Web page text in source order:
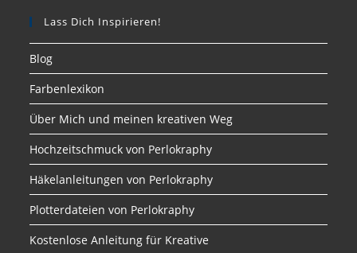
Lass Dich Inspirieren!
Blog
Farbenlexikon
Über Mich und meinen kreativen Weg
Hochzeitschmuck von Perlokraphy
Häkelanleitungen von Perlokraphy
Plotterdateien von Perlokraphy
Kostenlose Anleitung für Kreative